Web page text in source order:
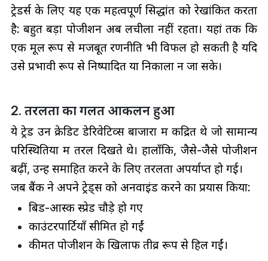
ट्रेडर्स के लिए यह एक महत्वपूर्ण सिद्धांत को रेखांकित करता
है: बहुत बड़ा पोजीशन अब लचीला नहीं रहता। यहां तक कि
एक मूल रूप से मजबूत रणनीति भी विफल हो सकती है यदि
उसे प्रभावी रूप से निष्पादित या निकाला न जा सके।
2. तरलता का गलत आकलन हुआ
ये ट्रेड उन क्रेडिट डेरिवेटिव्स बाजारों में केंद्रित थे जो सामान्य
परिस्थितियों में तरल दिखते थे। हालाँकि, जैसे-जैसे पोजीशन
बढ़ीं, उन्हें समाहित करने के लिए तरलता अपर्याप्त हो गई।
जब बैंक ने अपने ट्रेड्स को अनवाइंड करने का प्रयास किया:
बिड-आस्क स्प्रेड चौड़े हो गए
काउंटरपार्टियाँ सीमित हो गईं
कीमतें पोजीशन के खिलाफ तीव्र रूप से हिल गईं।